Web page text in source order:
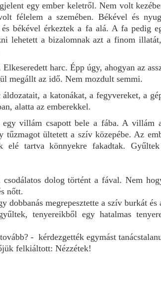
egy ember keletről. Nem volt
félelem a szemében. Békével és
békével érkeztek a fa alá. A fa pedig
lehetett a bizalomnak azt a finom
harc. Épp úgy, ahogyan az
megállt az idő. Nem mozdult semmi.
a katonákat, a fegyvereket, a
alatta az emberekkel.
villám csapott bele a fába. A villám
tűzmagot ültetett a szív közepébe. Az
tartva könnyekre fakadtak.
dolog történt a fával. Nem
nőtt.
dobbanás megrepesztette a szív burkát
tenyereikből egy hatalmas
- kérdezgették egymást
felkiáltott: Nézzétek!